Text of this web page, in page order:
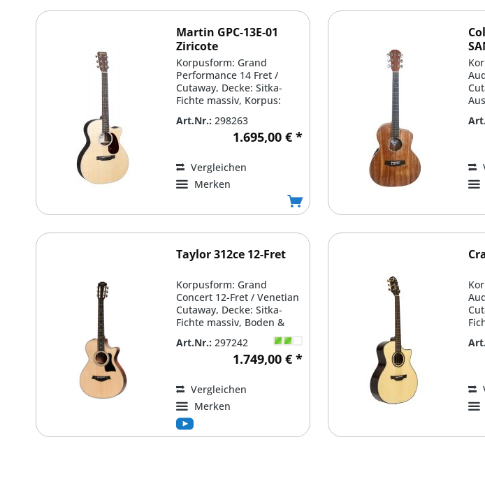
Martin GPC-13E-01
Ziricote
Korpusform: Grand
Performance 14 Fret /
Cutaway, Decke: Sitka-
Fichte massiv, Korpus:
'White'...
Art.Nr.: 298263
1.695,00 € *
Vergleichen
Merken
Taylor 312ce 12-Fret
Korpusform: Grand
Concert 12-Fret / Venetian
Cutaway, Decke: Sitka-
Fichte massiv, Boden &
Zargen: Sapele massiv /...
Art.Nr.: 297242
1.749,00 € *
Vergleichen
Merken